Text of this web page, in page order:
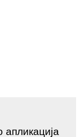
апликација